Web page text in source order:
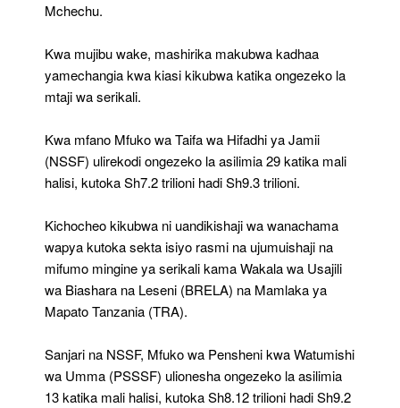
Mchechu.
Kwa mujibu wake, mashirika makubwa kadhaa
yamechangia kwa kiasi kikubwa katika ongezeko la
mtaji wa serikali.
Kwa mfano Mfuko wa Taifa wa Hifadhi ya Jamii
(NSSF) ulirekodi ongezeko la asilimia 29 katika mali
halisi, kutoka Sh7.2 trilioni hadi Sh9.3 trilioni.
Kichocheo kikubwa ni uandikishaji wa wanachama
wapya kutoka sekta isiyo rasmi na ujumuishaji na
mifumo mingine ya serikali kama Wakala wa Usajili
wa Biashara na Leseni (BRELA) na Mamlaka ya
Mapato Tanzania (TRA).
Sanjari na NSSF, Mfuko wa Pensheni kwa Watumishi
wa Umma (PSSSF) ulionesha ongezeko la asilimia
13 katika mali halisi, kutoka Sh8.12 trilioni hadi Sh9.2